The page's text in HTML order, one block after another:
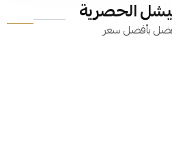
الحصرية
بأفضل سعر